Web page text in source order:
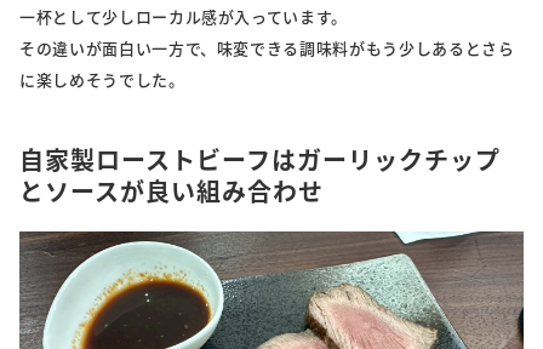
一杯として少しローカル感が入っています。
その違いが面白い一方で、味変できる調味料がもう少しあるとさら
に楽しめそうでした。
自家製ローストビーフはガーリックチップ
とソースが良い組み合わせ